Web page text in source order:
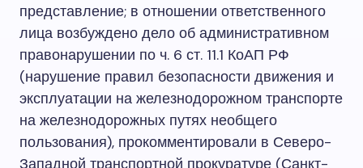
представление; в отношении ответственного
лица возбуждено дело об административном
правонарушении по ч. 6 ст. 11.1 КоАП РФ
(нарушение правил безопасности движения и
эксплуатации на железнодорожном транспорте
на железнодорожных путях необщего
пользования), прокомментировали в Северо-
Западной транспортной прокуратуре (Санкт-